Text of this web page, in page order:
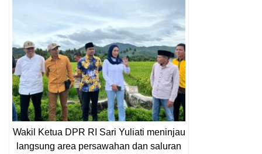
Wakil Ketua DPR RI Sari Yuliati meninjau
langsung area persawahan dan saluran